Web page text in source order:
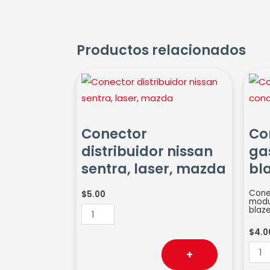
Productos relacionados
Conector
distribuidor nissan
sentra, laser, mazda
$5.00
Conector
distribuidor
laser,
mazda
cantidad
+
$